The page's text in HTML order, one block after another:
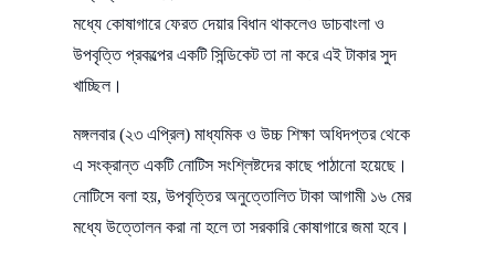
মধ্যে কোষাগারে ফেরত দেয়ার বিধান থাকলেও ডাচবাংলা ও
উপবৃত্তি প্রকল্পের একটি সিন্ডিকেট তা না করে এই টাকার সুদ
খাচ্ছিল।
মঙ্গলবার (২৩ এপ্রিল) মাধ্যমিক ও উচ্চ শিক্ষা অধিদপ্তর থেকে
এ সংক্রান্ত একটি নোটিস সংশ্লিষ্টদের কাছে পাঠানো হয়েছে।
নোটিসে বলা হয়, উপবৃত্তির অনুত্তোলিত টাকা আগামী ১৬ মের
মধ্যে উত্তোলন করা না হলে তা সরকারি কোষাগারে জমা হবে।